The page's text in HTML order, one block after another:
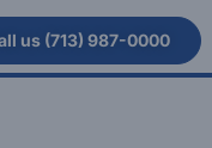
us (713) 987-0000